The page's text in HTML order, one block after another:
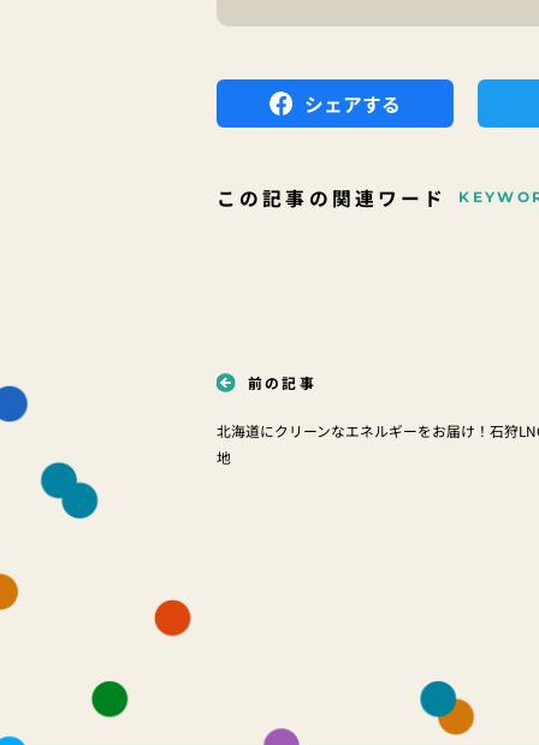
シェアする
この記事の関連ワード
前の記事
北海道にクリーンなエネルギーをお届け！石狩
地